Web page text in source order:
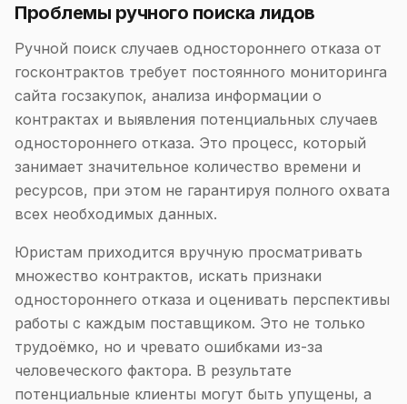
Проблемы ручного поиска лидов
Ручной поиск случаев одностороннего отказа от
госконтрактов требует постоянного мониторинга
сайта госзакупок, анализа информации о
контрактах и выявления потенциальных случаев
одностороннего отказа. Это процесс, который
занимает значительное количество времени и
ресурсов, при этом не гарантируя полного охвата
всех необходимых данных.
Юристам приходится вручную просматривать
множество контрактов, искать признаки
одностороннего отказа и оценивать перспективы
работы с каждым поставщиком. Это не только
трудоёмко, но и чревато ошибками из-за
человеческого фактора. В результате
потенциальные клиенты могут быть упущены, а